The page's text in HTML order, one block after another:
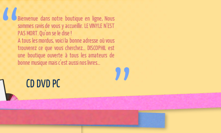
Bienvenue dans notre boutique en ligne, Nous
sommes ravis de vous y accueillir. LE VINYLE N'EST
PAS MORT. Qu'on se le dise !
A tous les mordus, voici la bonne adresse où vous
trouverez ce que vous cherchez... DISCOPHIL est
une boutique ouverte à tous les amateurs de
bonne musique mais c'est aussi nos livres...
CD DVD PC